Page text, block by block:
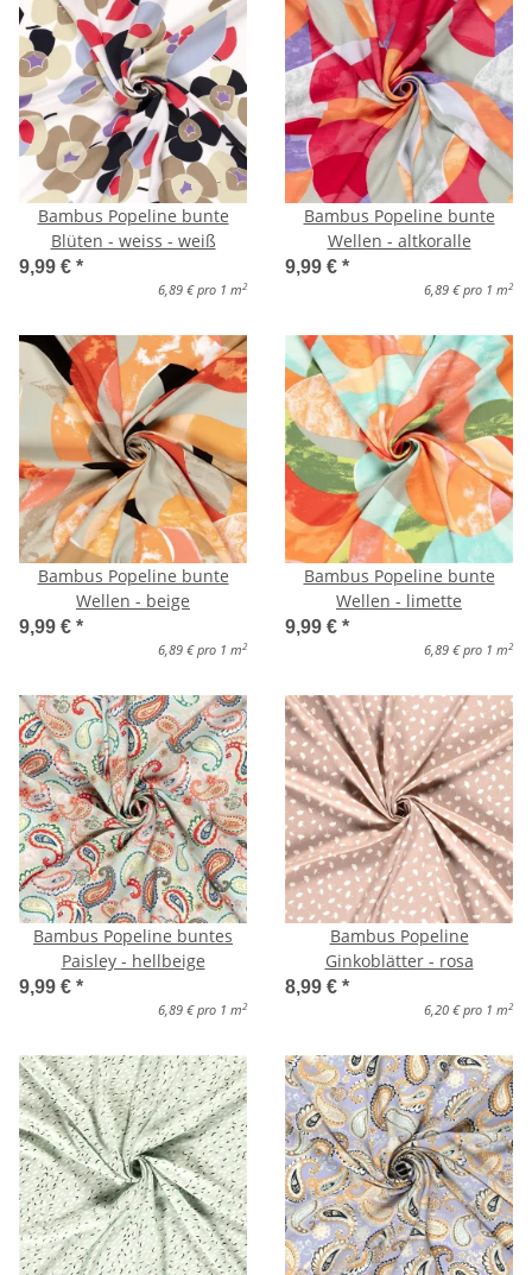
Bambus Popeline bunte
Blüten - weiss - weiß
9,99 € *
6,89 € pro 1 m 2
Bambus Popeline bunte
Wellen - altkoralle
9,99 € *
6,89 € pro 1 m 2
Bambus Popeline bunte
Wellen - beige
9,99 € *
6,89 € pro 1 m 2
Bambus Popeline bunte
Wellen - limette
9,99 € *
6,89 € pro 1 m 2
Bambus Popeline buntes
Paisley - hellbeige
9,99 € *
6,89 € pro 1 m 2
Bambus Popeline
Ginkoblätter - rosa
8,99 € *
6,20 € pro 1 m 2